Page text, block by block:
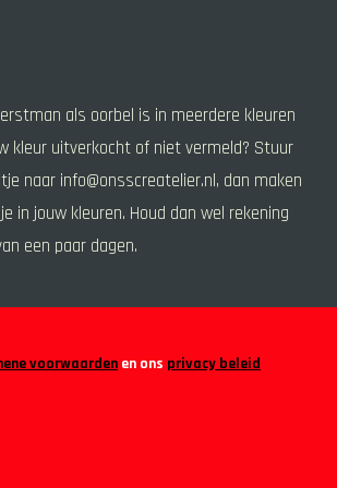
als oorbel is in meerdere kleuren
kleur uitverkocht of niet vermeld? Stuur
naar info@onsscreatelier.nl, dan maken
in jouw kleuren. Houd dan wel rekening
een paar dagen.
voorwaarden en ons privacy beleid